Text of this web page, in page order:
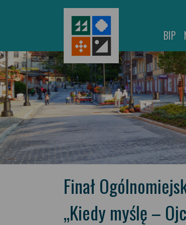
BIP
Finał
„Kiedy myślę –